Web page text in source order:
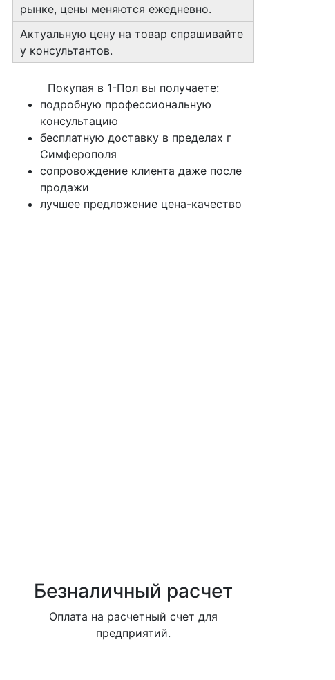
рынке, цены меняются ежедневно.
Актуальную цену на товар спрашивайте
у консультантов.
Покупая в 1-Пол вы получаете:
подробную профессиональную
консультацию
бесплатную доставку в пределах г
Симферополя
сопровождение клиента даже после
продажи
лучшее предложение цена-качество
Безналичный расчет
Оплата на расчетный счет для
предприятий.